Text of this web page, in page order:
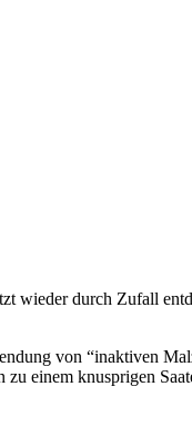
wieder durch Zufall
von “inaktiven
einem knusprigen